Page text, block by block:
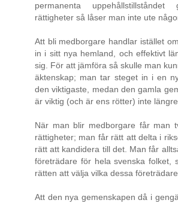
permanenta
rättigheter så låser man inte ute
Att bli medborgare handlar istället
in i sitt nya hemland, och effektivt
sig. För att jämföra så skulle man
äktenskap; man tar steget in i en
den viktigaste, medan den gamla
är viktig (och är ens rötter) inte
När man blir medborgare får man
rättigheter; man får rätt att delta i
rätt att kandidera till det. Man får
företrädare för hela svenska folket,
rätten att välja vilka dessa företrädare
Att den nya gemenskapen då i